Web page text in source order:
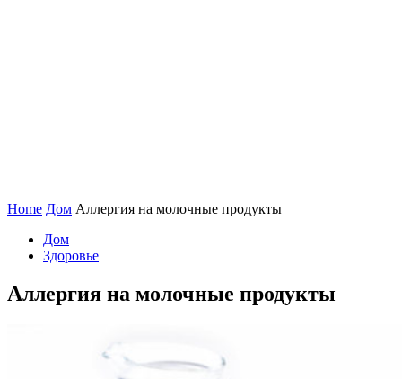
Home Дом Аллергия на молочные продукты
Дом
Здоровье
Аллергия на молочные продукты